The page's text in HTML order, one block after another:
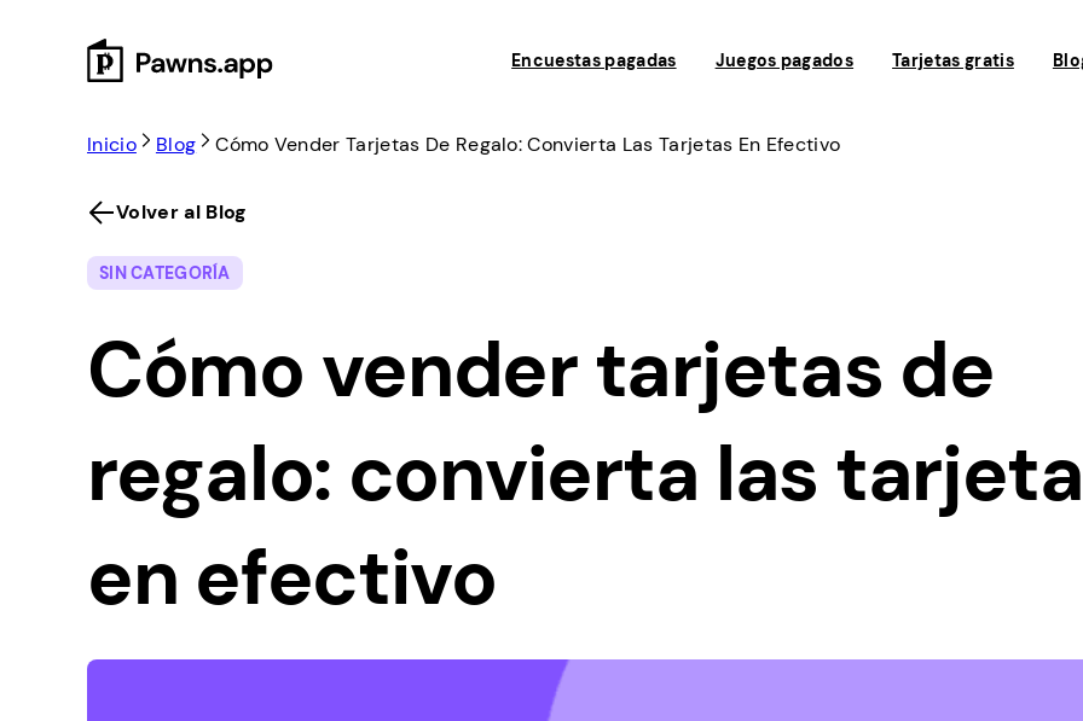
Encuestas pagadas Juegos pagados Tarjetas gratis
Inicio Blog Cómo Vender Tarjetas De Regalo: Convierta Las Tarjetas En Efectivo
Volver al Blog
SIN CATEGORÍA
Cómo vender tarjetas de
regalo: convierta las
en efectivo